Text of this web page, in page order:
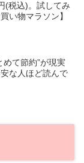
(税込)。試してみ
い物マラソン】
めて節約”が現実
な人ほど読んで